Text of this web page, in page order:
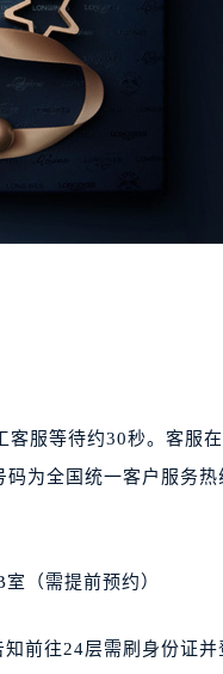
服等待约30秒。客服
为全国统一客户服务
（需提前预约）
前往24层需刷身份证